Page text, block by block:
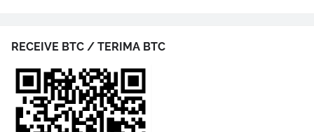
RECEIVE BTC / TERIMA BTC